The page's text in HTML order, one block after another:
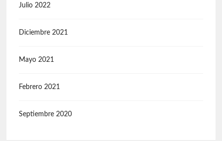
Julio 2022
Diciembre 2021
Mayo 2021
Febrero 2021
Septiembre 2020